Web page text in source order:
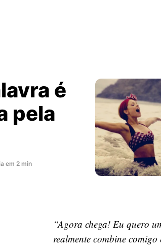
é
pela
about
em2 min
“Agora chega! Eu quero
realmente combine